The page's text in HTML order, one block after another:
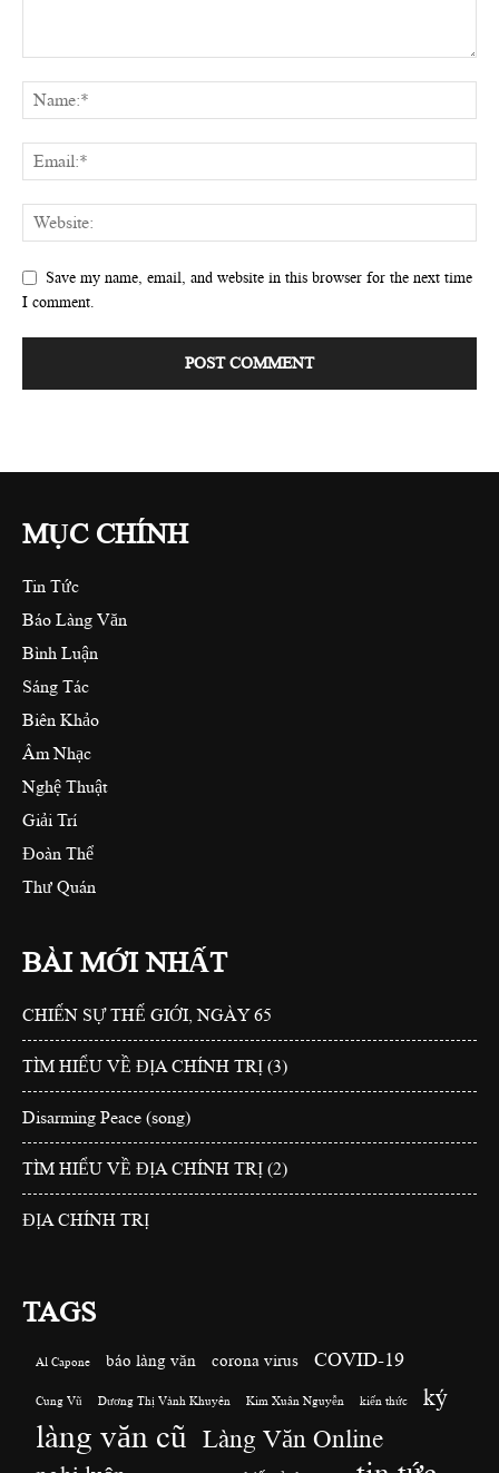
Save my name, email, and website in this browser for the next time
I comment.
MỤC CHÍNH
Tin Tức
Báo Làng Văn
Bình Luận
Sáng Tác
Biên Khảo
Âm Nhạc
Nghệ Thuật
Giải Trí
Đoàn Thể
Thư Quán
BÀI MỚI NHẤT
CHIẾN SỰ THẾ GIỚI, NGÀY 65
TÌM HIỂU VỀ ĐỊA CHÍNH TRỊ (3)
Disarming Peace (song)
TÌM HIỂU VỀ ĐỊA CHÍNH TRỊ (2)
ĐỊA CHÍNH TRỊ
TAGS
Al Capone báo làng văn corona virus COVID-19
Cung Vũ Dương Thị Vành Khuyên Kim Xuân Nguyễn kiến thức ký
làng văn cũ Làng Văn Online